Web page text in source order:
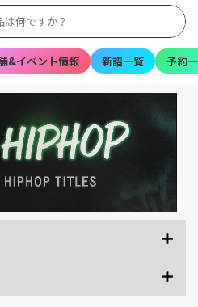
&イベント情報 新譜一覧 予約